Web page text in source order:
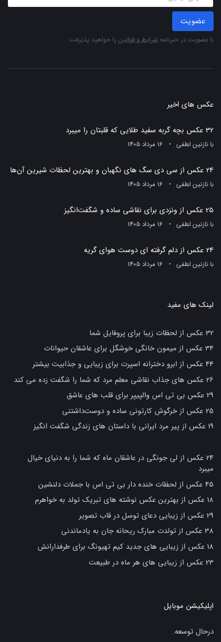
عضویت
با عضویت در خبرنامه شرایط و قوانین را خواهید پذیرفت.
عکس های اخیر
32 عکس بچه گربه سفید طلایی که قلبتان را میبرد
بانازنین لطفی 16 مرداد 1405
24 عکس از سی دی سگ های نگهبان و بهترین لحظات شیرین آن‌ها
بانازنین لطفی 16 مرداد 1405
25 عکس از ونزدی برای نقاشی ساده و شگفت‌انگیز
بانازنین لطفی 16 مرداد 1405
24 عکس از دلم گرفته ای دوست هوای گریه
بانازنین لطفی 16 مرداد 1405
لینک های مفید
32 عکس از لحظات زیبا برای پروفایل شما
34 عکس از میمون خانگی خوشگل برای عاشقان حیوانات
44 عکس از ابرو دخترانه اسپرت برای زیبایی و جذابیت بیشتر
26 عکس های جذاب نقاشی معلم مرد که شما را شگفت زده می کند
29 عکس بی تی اس والپیپر برای قلب های عاشق
25 عکس از خرگوش کارتونی ساده و دوست‌داشتنی
19 عکس از پیر مرد ایرانی با داستان های زندگی شگفت انگیز
24 عکس از لی جونگی در عاشقان ماه که شما را به دنیای خیال
میبرد
45 عکس از لحظات خنده دار بی تی اس با جملات دلنشین
18 عکس از بهترین عکس نوشته های تبریک تولد به خواهرم
29 عکس از زیبایی دعای توسل در قاب تصویر
38 عکس از تولدت مبارک ریحانه جان به یادماندنی
18 عکس از زیبایی های جدید کیم تهیونگ برای طرفدارانش
23 عکس از زیبایی های هر ماه در طبیعت
اپلیکیشن موبایل
درحال توسعه.